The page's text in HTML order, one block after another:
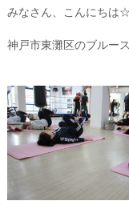
みなさん、こんにちは☆
神戸市東灘区のブルー